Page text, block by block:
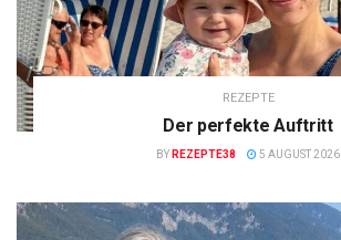
REZEPTE
Der perfekte Auftritt
BY REZEPTE38 5 AUGUST 2026